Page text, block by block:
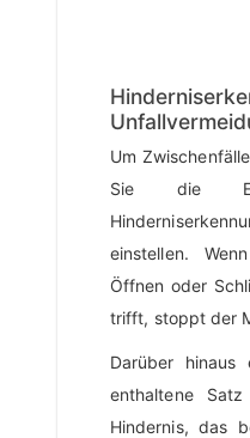
Um
Sie die
einstellen.
Öffnen oder
trifft, stoppt der
Darüber
enthaltene
Hindernis, das